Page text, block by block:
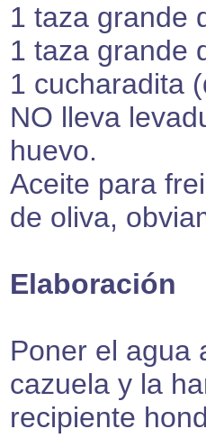
1 taza grande
1 taza grande
1 cucharadita
NO lleva
huevo.
Aceite para
de oliva,
Elaboración
Poner el agua
cazuela y la
recipiente